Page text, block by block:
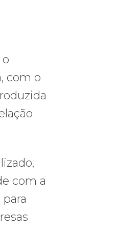
com o
com a